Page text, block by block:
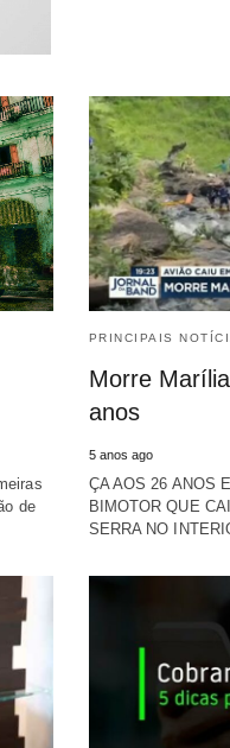
de
PRINCIPAIS
Morre
anos
5 anos ago
ÇA AOS 26 ANOS
BIMOTOR QUE
SERRA NO